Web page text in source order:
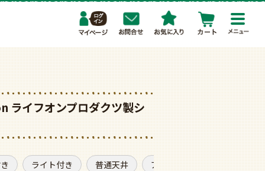
ライフオンプロダクツ製シ
ライト付き 普通天井 アンティーク調